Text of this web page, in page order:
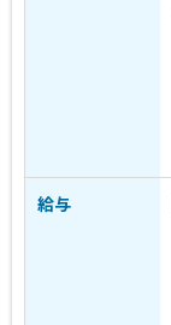
給与